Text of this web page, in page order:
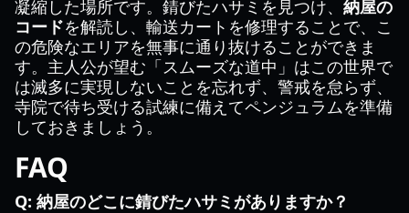
凝縮した場所です。錆びたハサミを見つけ、 納屋の
コードを解読し、輸送カートを修理することで、こ
の危険なエリアを無事に通り抜けることができま
す。主人公が望む「スムーズな道中」はこの世界で
は滅多に実現しないことを忘れず、警戒を怠らず、
寺院で待ち受ける試練に備えてペンジュラムを準備
しておきましょう。
FAQ
Q: 納屋のどこに錆びたハサミがありますか？